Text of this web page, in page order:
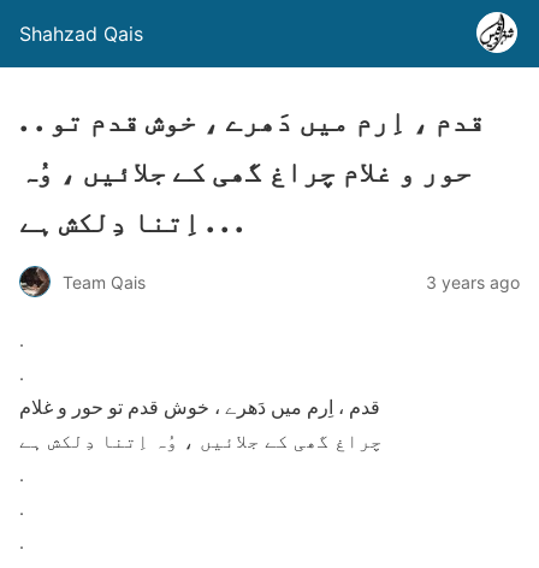
Shahzad Qais
. . قدم ، اِرم میں دَھرے ، خوش قدم تو
حور و غلام چراغ گھی کے جلائیں ، وُہ
اِتنا دِلکش ہے . . .
Team Qais 3 years ago
.
.
قدم ، اِرم میں دَھرے ، خوش قدم تو حور و غلام
چراغ گھی کے جلائیں ، وُہ اِتنا دِلکش ہے
.
.
.